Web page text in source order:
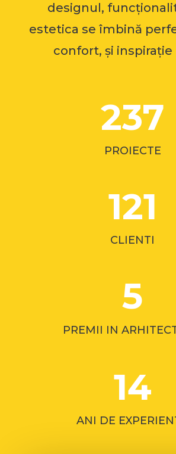
designul,
estetica se îmbină
confort, și inspirație
237
PROIECTE
121
CLIENTI
5
PREMII IN
14
ANI DE